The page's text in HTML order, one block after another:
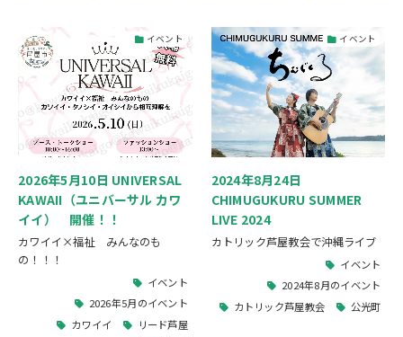
イベント
2026年5月10日 UNIVERSAL
KAWAII（ユニバーサル カワ
イイ） 開催！！
カワイイ×福祉 みんなのも
の！！！
イベント
2026年5月のイベント
カワイイ
リード芦屋
イベント
2024年8月24日
CHIMUGUKURU SUMMER
LIVE 2024
カトリック芦屋教会で沖縄ライブ
イベント
2024年8月のイベント
カトリック芦屋教会
公光町